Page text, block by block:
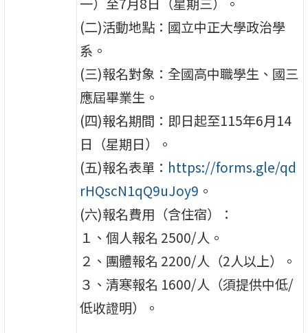
(二)活動地點：國立中正大學政治學
系。
(三)報名對象：全國高中職學生、國三
應屆畢業生。
(四)報名期間：即日起至115年6月14
日（星期日）。
(五)報名表單： https://forms.gle/qd
rHQscN1qQ9uJoy9 。
(六)報名費用（含住宿）：
１、個人報名 2500/人。
２、團體報名 2200/人（2人以上）。
３、清寒報名 1600/人（須提供中低/
低收證明）。